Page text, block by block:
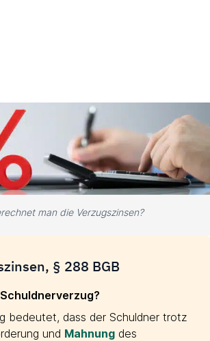
man die Verzugszinsen?
§ 288 BGB
bedeutet, dass der Schuldner trotz
und Mahnung des